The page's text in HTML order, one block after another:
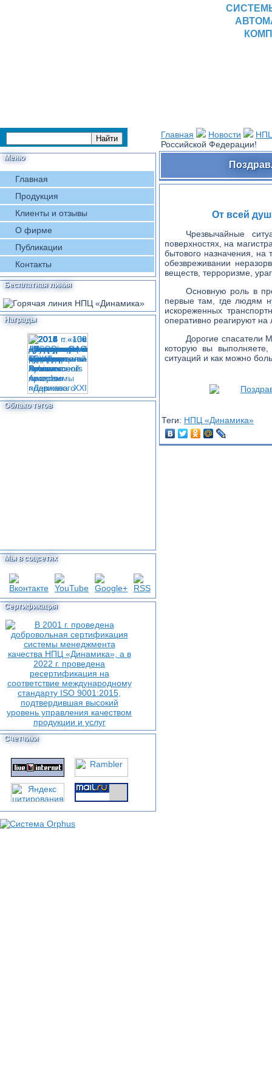
Меню
Главная
Продукция
Клиенты и отзывы
О фирме
Публикации
Контакты
Бесплатная линия
Награды
Облако тегов
Мы в соцсетях
Сертификация
Счетчики
Главная Новости
Российской Федерации!
От всей
Чрезвычайные
поверхностях, на
бытового назначения,
обезвреживании
веществ, терроризме,
Основную роль в
первые там, где людям
искореженных
оперативно реагируют
Дорогие спасатели
которую вы
ситуаций и как можно
Теги: НПЦ «Динамика»